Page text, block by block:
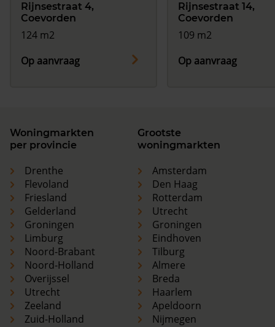
Rijnsestraat 4,
Coevorden
124 m2
Op aanvraag
Rijnsestraat 14,
Coevorden
109 m2
Op aanvraag
Woningmarkten
per provincie
Drenthe
Flevoland
Friesland
Gelderland
Groningen
Limburg
Noord-Brabant
Noord-Holland
Overijssel
Utrecht
Zeeland
Zuid-Holland
Grootste
woningmarkten
Amsterdam
Den Haag
Rotterdam
Utrecht
Groningen
Eindhoven
Tilburg
Almere
Breda
Haarlem
Apeldoorn
Nijmegen